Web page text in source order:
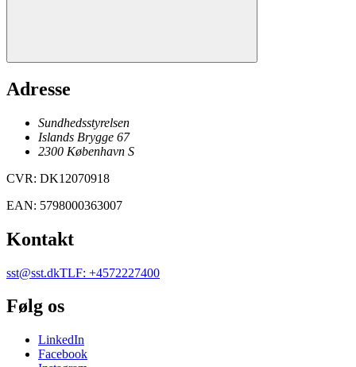
Adresse
Sundhedsstyrelsen
Islands Brygge 67
2300 København S
CVR: DK12070918
EAN: 5798000363007
Kontakt
sst@sst.dkTLF: +4572227400
Følg os
LinkedIn
Facebook